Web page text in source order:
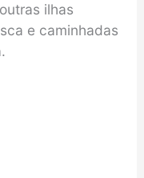
ilhas
e caminhadas